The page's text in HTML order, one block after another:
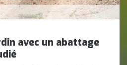
avec un abattage